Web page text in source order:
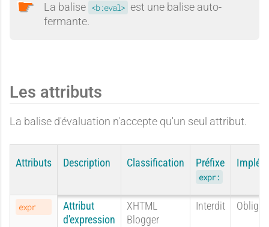
La balise <b:eval> est une balise auto-
fermante.
Les attributs
La balise d'évaluation n'accepte qu'un seul attribut.
Attributs Description Classification Préfixe
expr:
expr
Attribut
d'expression
XHTML
Blogger
Interdit